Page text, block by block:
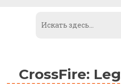
CrossFire: